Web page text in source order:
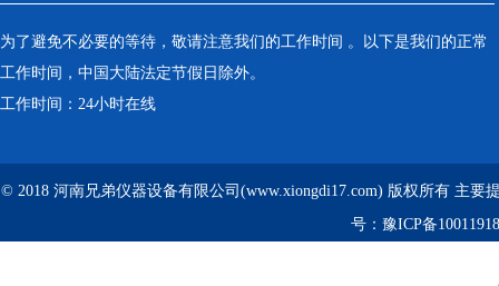
为了避免不必要的等待，敬请注意我们的工作时间 。以下是我们的正常
工作时间，中国大陆法定节假日除外。
工作时间：24小时在线
© 2018 河南兄弟仪器设备有限公司(www.xiongdi17.com) 版权所有 主要
号： 豫ICP备